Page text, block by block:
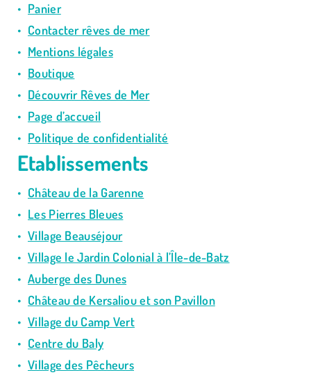
Panier
Contacter rêves de mer
Mentions légales
Boutique
Découvrir Rêves de Mer
Page d’accueil
Politique de confidentialité
Etablissements
Château de la Garenne
Les Pierres Bleues
Village Beauséjour
Village le Jardin Colonial à l’Île-de-Batz
Auberge des Dunes
Château de Kersaliou et son Pavillon
Village du Camp Vert
Centre du Baly
Village des Pêcheurs